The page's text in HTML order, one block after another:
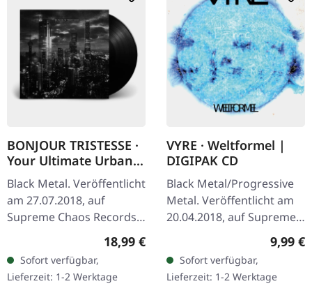
BONJOUR TRISTESSE ·
Your Ultimate Urban
Nightmare | BLACK LP
Black Metal. Veröffentlicht
am 27.07.2018, auf
Supreme Chaos Records.
Schwarzes Vinyl mit
schwerem Cover und
Insert, limitiert auf 200
Exemplare.…
Regulärer Preis:
18,99 €
Sofort verfügbar,
Lieferzeit: 1-2 Werktage
VYRE · Weltformel |
DIGIPAK CD
Black Metal/Progressive
Metal. Veröffentlicht am
20.04.2018, auf Supreme
Chaos Records. Limitierte
Erstauflage als CD im
DigiPak. Schnall Dich an,…
9,99 €
Sofort verfügbar,
Lieferzeit: 1-2 Werktage